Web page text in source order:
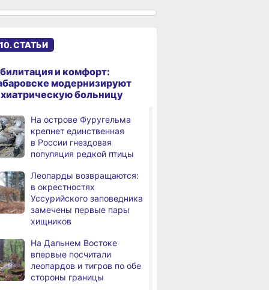
о незаконном хранении
В Хабаровском крае
потушили за сутки 9
возгораний
Горнодобывающая отрасль
Хабаровского края
демонстрирует уверенный
рост
Аэродром
в Николаевске‑на‑Амуре
прошёл проверку
Магнитные бури,
в Хабаровске 8 августа
Какой сегодня день:
Всемирный день кошек
СТАТЬИ
и комфорт:
модернизируют
больницу
На острове Фуругельма
крепнет единственная
в России гнездовая
популяция редкой птицы
Леопарды возвращаются:
в окрестностях
Уссурийского заповедника
замечены первые пары
хищников
На Дальнем Востоке
впервые посчитали
леопардов и тигров по обе
стороны границы